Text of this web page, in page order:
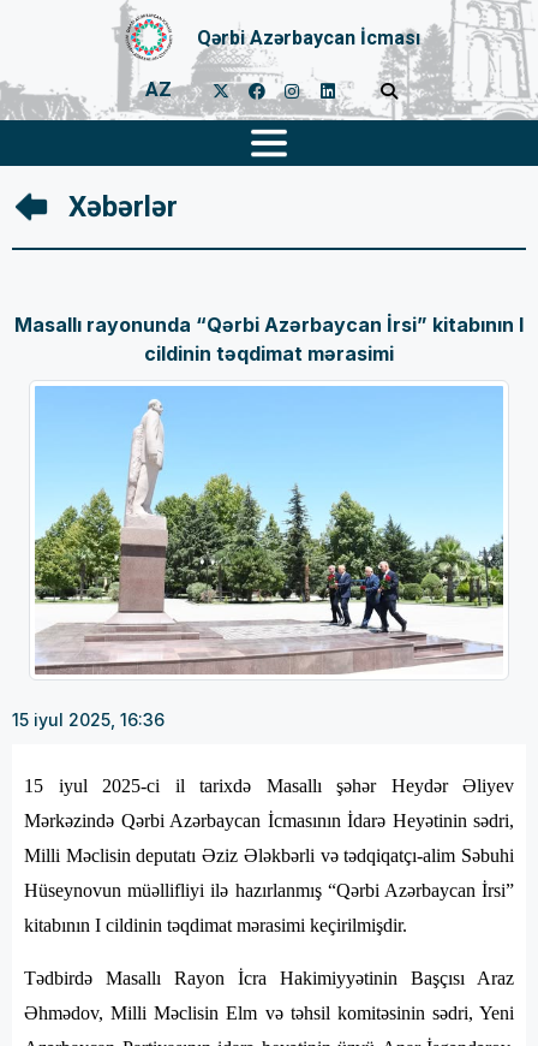
Qərbi Azərbaycan İcması
AZ
Xəbərlər
Masallı rayonunda “Qərbi Azərbaycan İrsi” kitabının I
cildinin təqdimat mərasimi
15 iyul 2025, 16:36
15 iyul 2025-ci il tarixdə Masallı şəhər Heydər Əliyev
Mərkəzində Qərbi Azərbaycan İcmasının İdarə Heyətinin sədri,
Milli Məclisin deputatı Əziz Ələkbərli və tədqiqatçı-alim Səbuhi
Hüseynovun müəllifliyi ilə hazırlanmış “Qərbi Azərbaycan İrsi”
kitabının I cildinin təqdimat mərasimi keçirilmişdir.
Tədbirdə Masallı Rayon İcra Hakimiyyətinin Başçısı Araz
Əhmədov, Milli Məclisin Elm və təhsil komitəsinin sədri, Yeni